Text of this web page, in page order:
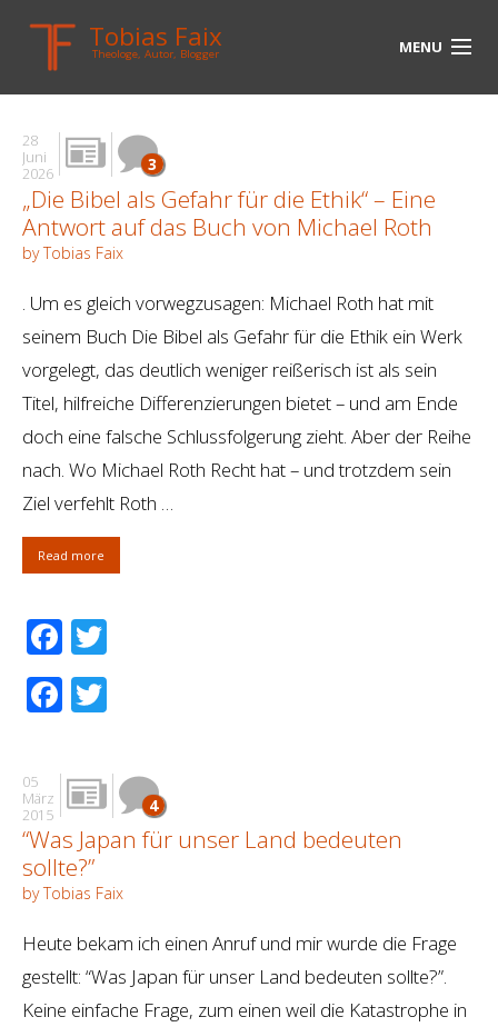
Tobias Faix
Theologe, Autor, Blogger MENU
HOME
BLOG
BIOGRAPHIE
BÜCHER
UNTERWEGS
MEDIEN
LINKS
28
Juni
2026
3
„Die Bibel als Gefahr für die Ethik“ – Eine
Antwort auf das Buch von Michael Roth
by Tobias Faix
. Um es gleich vorwegzusagen: Michael Roth hat mit
seinem Buch Die Bibel als Gefahr für die Ethik ein Werk
vorgelegt, das deutlich weniger reißerisch ist als sein
Titel, hilfreiche Differenzierungen bietet – und am Ende
doch eine falsche Schlussfolgerung zieht. Aber der Reihe
nach. Wo Michael Roth Recht hat – und trotzdem sein
Ziel verfehlt Roth …
Read more
Facebook
Facebook
05
März
2015
4
“Was Japan für unser Land bedeuten
sollte?”
by Tobias Faix
Heute bekam ich einen Anruf und mir wurde die Frage
gestellt: “Was Japan für unser Land bedeuten sollte?”.
Keine einfache Frage, zum einen weil die Katastrophe in